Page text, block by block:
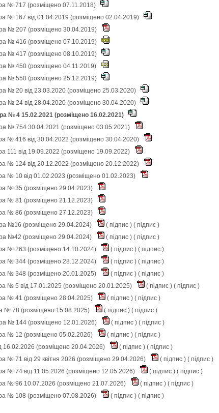
№ 717 (розміщено 07.11.2018)
№ 167 від 01.04.2019 (розміщено 02.04.2019)
№ 207 (розміщено 30.04.2019)
№ 416 (розміщено 07.10.2019)
№ 417 (розміщено 08.10.2019)
№ 450 (розміщено 04.11.2019)
№ 550 (розміщено 25.12.2019)
№ 20 від 23.03.2020 (розміщено 25.03.2020)
№ 24 від 28.04.2020 (розміщено 30.04.2020)
№ 4 15.02.2021 (розміщено 16.02.2021)
№ 754 30.04.2021 (розміщено 03.05.2021)
№ 416 від 30.04.2022 (розміщено 30.04.2020)
111 від 19.09.2022 (розміщено 19.09.2022)
№ 124 від 20.12.2022 (розміщено 20.12.2022)
№ 10 від 01.02.2023 (розміщено 01.02.2023)
№ 35 (розміщено 29.04.2023)
№ 81 (розміщено 21.12.2023)
№ 86 (розміщено 27.12.2023)
№16 (розміщено 29.04.2024)
( підпис ) ( підпис )
№42 (розміщено 29.04.2024)
( підпис ) ( підпис )
№ 263 (розміщено 14.10.2024)
( підпис ) ( підпис )
№ 344 (розміщено 28.12.2024)
( підпис ) ( підпис )
№ 348 (розміщено 20.01.2025)
( підпис ) ( підпис )
№ 5 від 17.01.2025 (розміщено 20.01.2025)
( підпис ) ( підпис )
№ 41 (розміщено 28.04.2025)
( підпис ) ( підпис )
№ 78 (розміщено 15.08.2025)
( підпис ) ( підпис )
№ 144 (розміщено 12.01.2026)
( підпис ) ( підпис )
№ 12 (розміщено 05.02.2026)
( підпис ) ( підпис )
16.02.2026 (розміщено 20.04.2026)
( підпис ) ( підпис )
№ 71 від 29 квітня 2026 (розміщено 29.04.2026)
( підпис ) ( підпис )
№ 74 від 11.05.2026 (розміщено 12.05.2026)
( підпис ) ( підпис )
№ 96 10.07.2026 (розміщено 21.07.2026)
( підпис ) ( підпис )
№ 108 (розміщено 07.08.2026)
( підпис ) ( підпис )